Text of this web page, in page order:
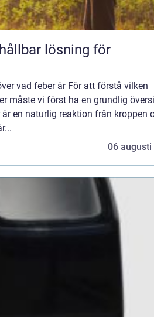
lösning för
vad feber är För att förstå vilken
måste vi först ha en grundlig
en naturlig reaktion från kroppen
06 augusti